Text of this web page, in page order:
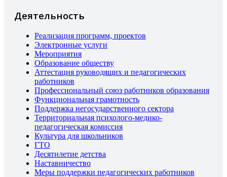
Деятельность
Реализация программ, проектов
Электронные услуги
Мероприятия
Образование обществу
Аттестация руководящих и педагогических
работников
Профессиональный союз работников образования
Функциональная грамотность
Поддержка негосударственного сектора
Территориальная психолого-медико-
педагогическая комиссия
Культура для школьников
ГТО
Десятилетие детства
Наставничество
Меры поддержки педагогических работников